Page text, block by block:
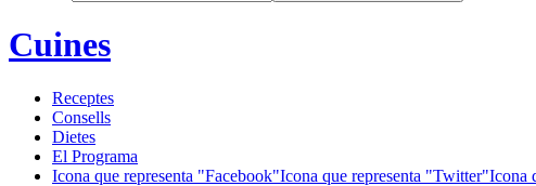
Cuines
Receptes
Consells
Dietes
El Programa
Icona que representa "Facebook"Icona que representa "Twitter"Icona